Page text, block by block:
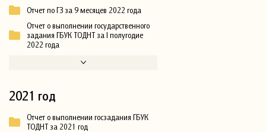
Отчет по ГЗ за 9 месяцев 2022 года
Отчет о выполнении государственного
задания ГБУК ТОДНТ за I полугодие
2022 года
2021 год
Отчет о выполнении госзадания ГБУК
ТОДНТ за 2021 год